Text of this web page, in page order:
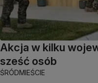
Akcja w kilku
sześć osób
ŚRÓDMIEŚCIE